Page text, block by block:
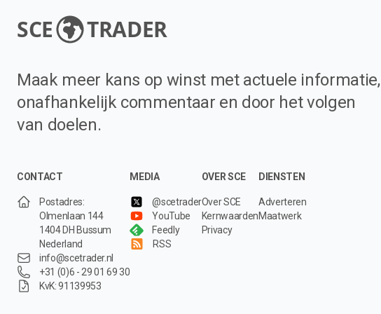
SCE TRADER
Maak meer kans op winst met actuele informatie,
onafhankelijk commentaar en door het volgen
van doelen.
CONTACT
Postadres:
Olmenlaan 144
1404 DH Bussum
Nederland
info@scetrader.nl
+31 (0)6 - 29 01 69 30
KvK: 91139953
MEDIA
@scetrader
YouTube
Feedly
RSS
OVER SCE
Over SCE
Kernwaarden
Privacy
DIENSTEN
Adverteren
Maatwerk